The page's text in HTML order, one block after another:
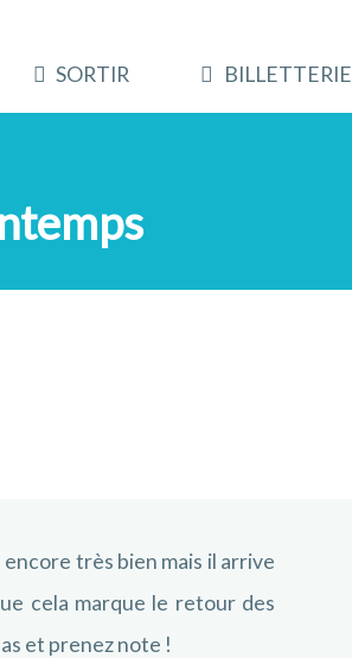
SORTIR BILLETTERIE
très bien mais il arrive
cela marque le retour des
et prenez note !